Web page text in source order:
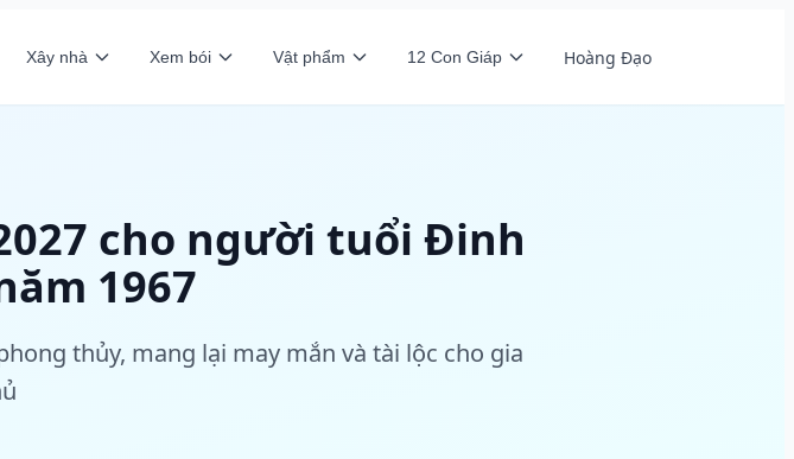
Xây nhà Xem bói Vật phẩm 12 Con Giáp Hoàng Đạo
cho người tuổi Đinh
1967
thủy, mang lại may mắn và tài lộc cho gia